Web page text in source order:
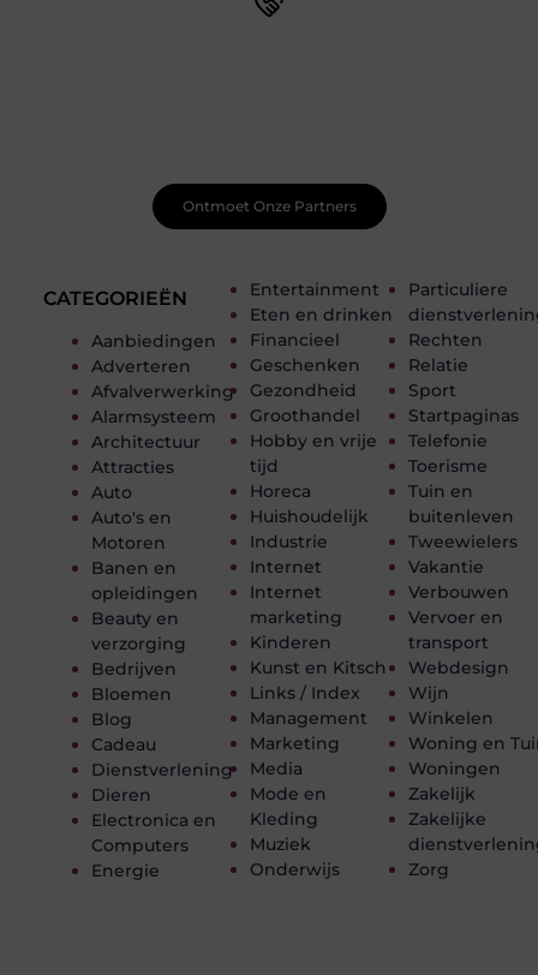
CATEGORIEËN
Aanbiedingen
Adverteren
Afvalverwerking
Alarmsysteem
Architectuur
Attracties
Auto
Auto's en
Motoren
Banen en
opleidingen
Beauty en
verzorging
Bedrijven
Bloemen
Blog
Cadeau
Dienstverlening
Dieren
Electronica en
Computers
Energie
Entertainment
Eten en drinken
Financieel
Geschenken
Gezondheid
Groothandel
Hobby en vrije
tijd
Horeca
Huishoudelijk
Industrie
Internet
Internet
marketing
Kinderen
Kunst en Kitsch
Links / Index
Management
Marketing
Media
Mode en
Kleding
Muziek
Onderwijs
Particuliere
Rechten
Relatie
Sport
Startpaginas
Telefonie
Toerisme
Tuin en
buitenleven
Tweewielers
Vakantie
Verbouwen
Vervoer en
transport
Webdesign
Wijn
Winkelen
Woning en
Woningen
Zakelijk
Zakelijke
Zorg
Ontmoet Onze Partners